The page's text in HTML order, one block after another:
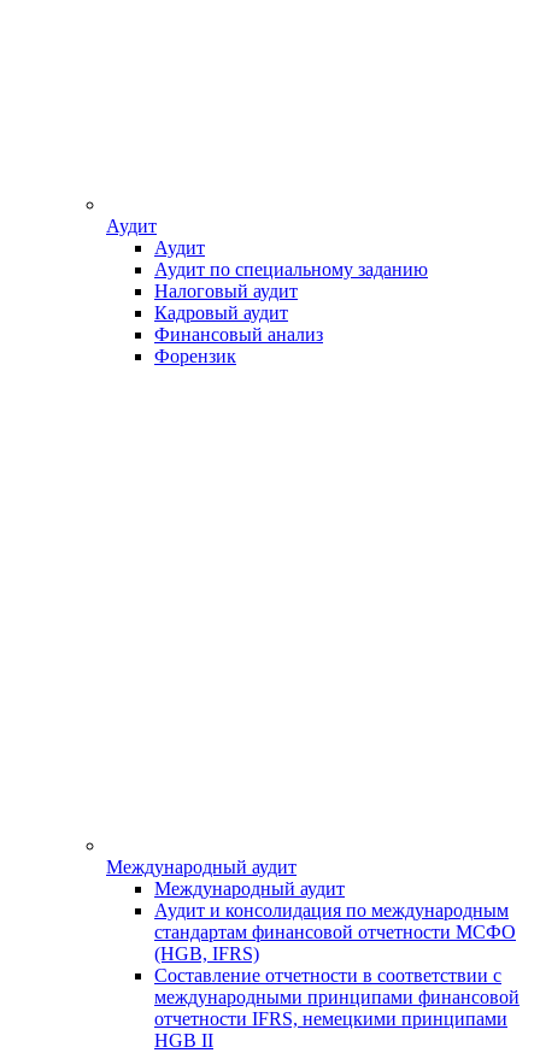
Аудит
Аудит
Аудит по специальному заданию
Налоговый аудит
Кадровый аудит
Финансовый анализ
Форензик
Международный аудит
Международный аудит
Аудит и консолидация по международным
стандартам финансовой отчетности МСФО
(HGB, IFRS)
Составление отчетности в соответствии с
международными принципами финансовой
отчетности IFRS, немецкими принципами
HGB II